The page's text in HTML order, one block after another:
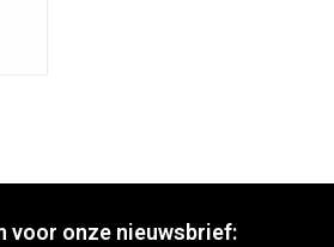
voor onze nieuwsbrief: